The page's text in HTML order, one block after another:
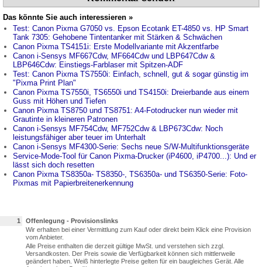
Das könnte Sie auch interessieren »
Test: Canon Pixma G7050 vs. Epson Ecotank ET-4850 vs. HP Smart
Tank 7305: Gehobene Tintentanker mit Stärken & Schwächen
Canon Pixma TS4151i: Erste Modellvariante mit Akzentfarbe
Canon i-Sensys MF667Cdw, MF664Cdw und LBP647Cdw &
LBP646Cdw: Einstiegs-Farblaser mit Spitzen-ADF
Test: Canon Pixma TS7550i: Einfach, schnell, gut & sogar günstig im
"Pixma Print Plan"
Canon Pixma TS7550i, TS6550i und TS4150i: Dreierbande aus einem
Guss mit Höhen und Tiefen
Canon Pixma TS8750 und TS8751: A4-Fotodrucker nun wieder mit
Grautinte in kleineren Patronen
Canon i-Sensys MF754Cdw, MF752Cdw & LBP673Cdw: Noch
leistungsfähiger aber teuer im Unterhalt
Canon i-Sensys MF4300-Serie: Sechs neue S/W-Multifunktionsgeräte
Service-Mode-Tool für Canon Pixma-Drucker (iP4600, iP4700...): Und er
lässt sich doch resetten
Canon Pixma TS8350a- TS8350-, TS6350a- und TS6350-Serie: Foto-
Pixmas mit Papierbreitenerkennung
1
Offenlegung - Provisionslinks
Wir erhalten bei einer Vermittlung zum Kauf oder direkt beim Klick eine Provision
vom Anbieter.
Alle Preise enthalten die derzeit gültige MwSt. und verstehen sich zzgl.
Versandkosten. Der Preis sowie die Verfügbarkeit können sich mittlerweile
geändert haben. Weiß hinterlegte Preise gelten für ein baugleiches Gerät. Alle